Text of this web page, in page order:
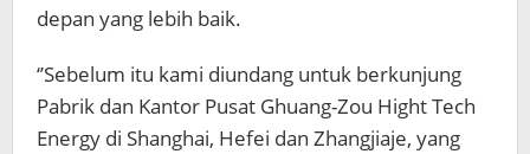
depan yang lebih baik.
‘’Sebelum itu kami diundang untuk berkunjung
Pabrik dan Kantor Pusat Ghuang-Zou Hight Tech
Energy di Shanghai, Hefei dan Zhangjiaje, yang